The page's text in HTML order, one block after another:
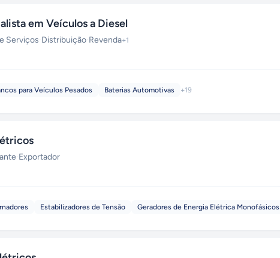
em Veículos a Diesel
Serviços·Distribuição·Revenda+1
para Veículos Pesados Baterias Automotivas +19
·Exportador
Estabilizadores de Tensão Geradores de Energia Elétrica Monofásicos